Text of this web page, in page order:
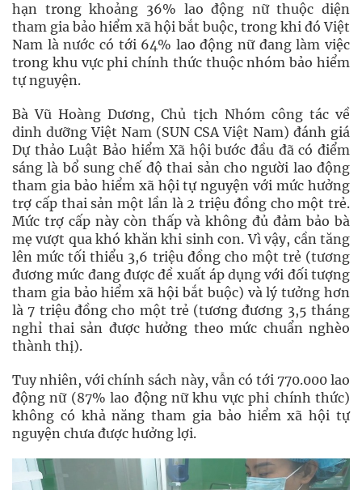
hạn trong khoảng 36% lao động nữ thuộc diện
tham gia bảo hiểm xã hội bắt buộc, trong khi đó Việt
Nam là nước có tới 64% lao động nữ đang làm việc
trong khu vực phi chính thức thuộc nhóm bảo hiểm
tự nguyện.
Bà Vũ Hoàng Dương, Chủ tịch Nhóm công tác về
dinh dưỡng Việt Nam (SUN CSA Việt Nam) đánh giá
Dự thảo Luật Bảo hiểm Xã hội bước đầu đã có điểm
sáng là bổ sung chế độ thai sản cho người lao động
tham gia bảo hiểm xã hội tự nguyện với mức hưởng
trợ cấp thai sản một lần là 2 triệu đồng cho một trẻ.
Mức trợ cấp này còn thấp và không đủ đảm bảo bà
mẹ vượt qua khó khăn khi sinh con. Vì vậy, cần tăng
lên mức tối thiểu 3,6 triệu đồng cho một trẻ (tương
đương mức đang được đề xuất áp dụng với đối tượng
tham gia bảo hiểm xã hội bắt buộc) và lý tưởng hơn
là 7 triệu đồng cho một trẻ (tương đương 3,5 tháng
nghỉ thai sản được hưởng theo mức chuẩn nghèo
thành thị).
Tuy nhiên, với chính sách này, vẫn có tới 770.000 lao
động nữ (87% lao động nữ khu vực phi chính thức)
không có khả năng tham gia bảo hiểm xã hội tự
nguyện chưa được hưởng lợi.